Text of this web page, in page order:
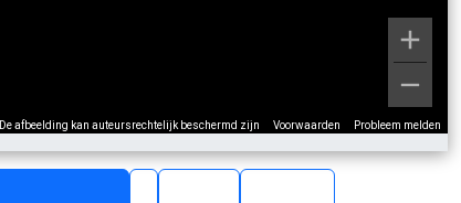
De afbeelding kan auteursrechtelijk beschermd zijn Voorwaarden Probleem melden